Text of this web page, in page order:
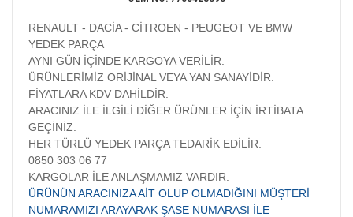
RENAULT - DACİA - CİTROEN - PEUGEOT VE BMW
YEDEK PARÇA
AYNI GÜN İÇİNDE KARGOYA VERİLİR.
ÜRÜNLERİMİZ ORİJİNAL VEYA YAN SANAYİDİR.
FİYATLARA KDV DAHİLDİR.
ARACINIZ İLE İLGİLİ DİĞER ÜRÜNLER İÇİN İRTİBATA
GEÇİNİZ.
HER TÜRLÜ YEDEK PARÇA TEDARİK EDİLİR.
0850 303 06 77
KARGOLAR İLE ANLAŞMAMIZ VARDIR.
ÜRÜNÜN ARACINIZA AİT OLUP OLMADIĞINI MÜŞTERİ
NUMARAMIZI ARAYARAK ŞASE NUMARASI İLE